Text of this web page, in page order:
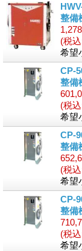
整備
(税込
希望
CP-
整備
(税込
希望
CP-
整備
(税込
希望
CP-
整備
(税込
希望